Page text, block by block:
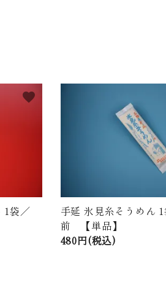
1袋／
favorite
手延 氷見糸そうめん
前 【単品】
480円(税込)